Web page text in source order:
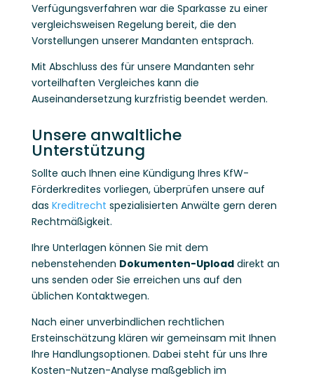
Verfügungsverfahren war die Sparkasse zu einer
vergleichsweisen Regelung bereit, die den
Vorstellungen unserer Mandanten entsprach.
Mit Abschluss des für unsere Mandanten sehr
vorteilhaften Vergleiches kann die
Auseinandersetzung kurzfristig beendet werden.
Unsere anwaltliche
Unterstützung
Sollte auch Ihnen eine Kündigung Ihres KfW-
Förderkredites vorliegen, überprüfen unsere auf
das Kreditrecht spezialisierten Anwälte gern deren
Rechtmäßigkeit.
Ihre Unterlagen können Sie mit dem
nebenstehenden Dokumenten-Uploaddirekt an
uns senden oder Sie erreichen uns auf den
üblichen Kontaktwegen.
Nach einer unverbindlichen rechtlichen
Ersteinschätzung klären wir gemeinsam mit Ihnen
Ihre Handlungsoptionen. Dabei steht für uns Ihre
Kosten-Nutzen-Analyse maßgeblich im